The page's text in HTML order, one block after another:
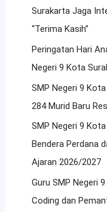
Surakarta Jaga
“Terima Kasih”
Peringatan Hari
Negeri 9 Kota
SMP Negeri 9
284 Murid Baru
SMP Negeri 9
Bendera Perdana
Ajaran 2026/2027
Guru SMP Negeri
Coding dan